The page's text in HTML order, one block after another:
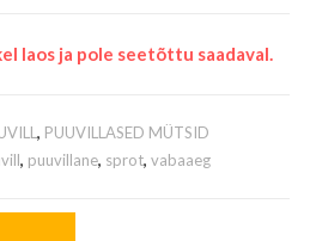
laos ja pole seetõttu saadaval.
, PUUVILLASED MÜTSID
, puuvillane, sprot,vabaaeg